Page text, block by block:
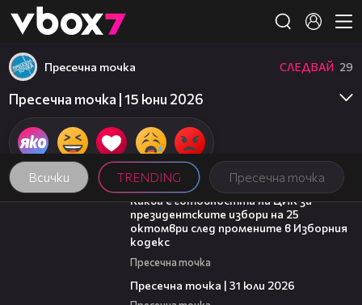
👾
Всички TRENDING Пресечна точка
Пресечна точка СЛЕДВАЙ 29
Пресечна точка | 15 юни 2026
14:16
Каква е готовността на ЦИК за
президентските избори на 25
октомври след промените в Изборния
кодекс
Пресечна точка
Пресечна точка | 31 юли 2026